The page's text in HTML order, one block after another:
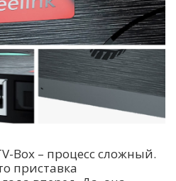
Box – процесс сложный.
приставка